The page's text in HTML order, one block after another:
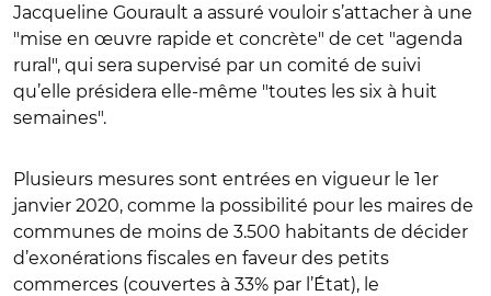
Jacqueline Gourault a assuré vouloir s’attacher à une
"mise en œuvre rapide et concrète" de cet "agenda
rural", qui sera supervisé par un comité de suivi
qu’elle présidera elle-même "toutes les six à huit
semaines".
Plusieurs mesures sont entrées en vigueur le 1er
janvier 2020, comme la possibilité pour les maires de
communes de moins de 3.500 habitants de décider
d’exonérations fiscales en faveur des petits
commerces (couvertes à 33% par l’État), le